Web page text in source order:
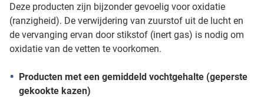
Deze producten zijn bijzonder gevoelig voor oxidatie
(ranzigheid). De verwijdering van zuurstof uit de lucht en
de vervanging ervan door stikstof (inert gas) is nodig om
oxidatie van de vetten te voorkomen.
Producten met een gemiddeld vochtgehalte (geperste
gekookte kazen)